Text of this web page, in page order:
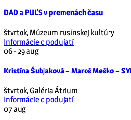
DAD a PUĽS v premenách času
štvrtok, Múzeum rusínskej kultúry
Informácie o podujatí
06 - 29aug
Kristína Šubjaková – Maroš Meško –
štvrtok,Galéria Átrium
Informácie o podujatí
07 aug